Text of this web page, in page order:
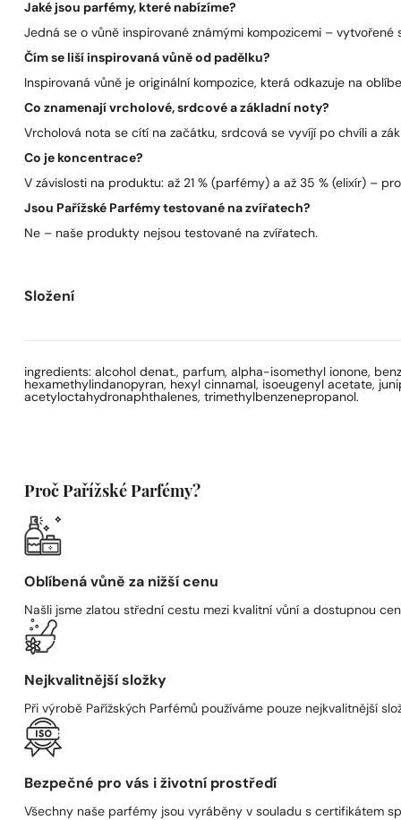
Jaké jsou parfémy, které nabízíme?
Jedná se o vůně inspirované známými kompozicemi –
Čím se liší inspirovaná vůně od padělku?
Inspirovaná vůně je originální kompozice, která odkazuje na
Co znamenají vrcholové, srdcové a základní noty?
Vrcholová nota se cítí na začátku, srdcová se vyvíjí po chvíli a
Co je koncentrace?
V závislosti na produktu: až 21 % (parfémy) a až 35 % (elixír) –
Jsou Pařížské Parfémy testované na zvířatech?
Ne – naše produkty nejsou testované na zvířatech.
Složení
ingredients: alcohol denat., parfum, alpha-isomethyl ionone,
hexamethylindanopyran, hexyl cinnamal, isoeugenyl acetate,
acetyloctahydronaphthalenes, trimethylbenzenepropanol.
Proč Pařížské Parfémy?
Oblíbená vůně za nižší cenu
Našli jsme zlatou střední cestu mezi kvalitní vůní a dostupnou
Nejkvalitnější složky
Při výrobě Pařížských Parfémů používáme pouze nejkvalitnější
Bezpečné pro vás i životní prostředí
Všechny naše parfémy jsou vyráběny v souladu s certifikátem